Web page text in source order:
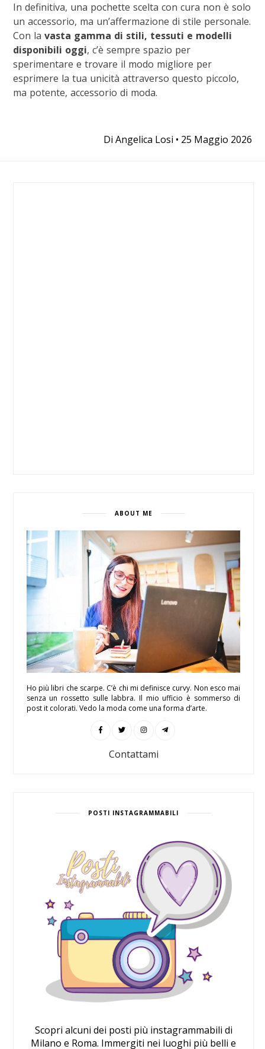
In definitiva, una pochette scelta con cura non è solo
un accessorio, ma un’affermazione di stile personale.
Con lavasta gamma di stili, tessuti e modelli
disponibili oggi, c’è sempre spazio per
sperimentare e trovare il modo migliore per
esprimere la tua unicità attraverso questo piccolo,
ma potente, accessorio di moda.
Di Angelica Losi • 25 Maggio 2026
ABOUT ME
Ho più libri che scarpe. C’è chi mi definisce curvy. Non esco mai
senza un rossetto sulle labbra. Il mio ufficio è sommerso di
post it colorati. Vedo la moda come una forma d’arte.
Contattami
POSTI INSTAGRAMMABILI
Scopri alcuni dei posti più instagrammabili di
Milano e Roma. Immergiti nei luoghi più belli e